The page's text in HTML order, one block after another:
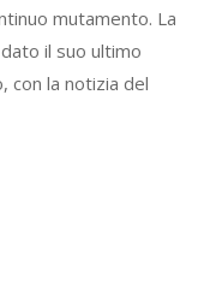
mutamento. La
il suo ultimo
con la notizia del